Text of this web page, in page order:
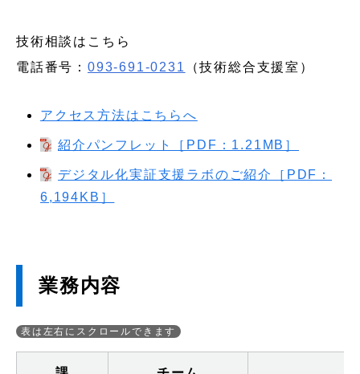
技術相談はこちら
電話番号： 093-691-0231 （技術総合支援室）
アクセス方法はこちらへ
紹介パンフレット［PDF：1.21MB］
デジタル化実証支援ラボのご紹介［PDF：
6,194KB］
業務内容